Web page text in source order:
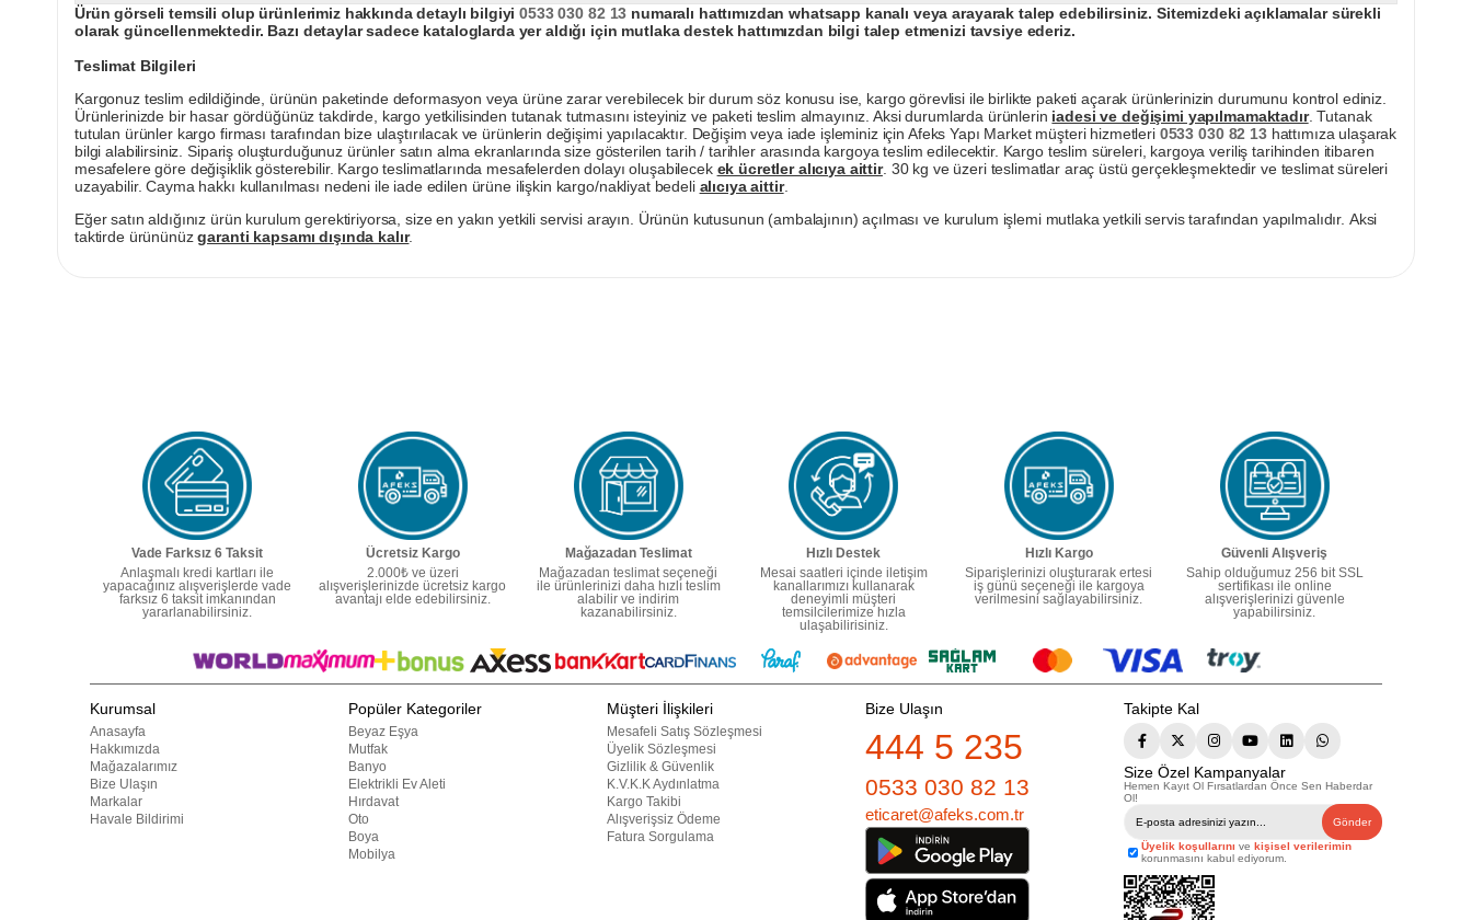
Ürün görseli temsili olup ürünlerimiz hakkında detaylı bilgiyi0533 030 82 13 numaralı hattımızdan whatsapp kanalı veya arayarak talep edebilirsiniz. Sitemizdeki açıklamalar sürekli
olarak güncellenmektedir. Bazı detaylar sadece kataloglarda yer aldığı için mutlaka destek hattımızdan bilgi talep etmenizi tavsiye ederiz.
Teslimat Bilgileri
Kargonuz teslim edildiğinde, ürünün paketinde deformasyon veya ürüne zarar verebilecek bir durum söz konusu ise, kargo görevlisi ile birlikte paketi açarak ürünlerinizin durumunu kontrol ediniz.
Ürünlerinizde bir hasar gördüğünüz takdirde, kargo yetkilisinden tutanak tutmasını isteyiniz ve paketi teslim almayınız. Aksi durumlarda ürünlerin iadesi ve değişimi yapılmamaktadır. Tutanak
tutulan ürünler kargo firması tarafından bize ulaştırılacak ve ürünlerin değişimi yapılacaktır. Değişim veya iade işleminiz için Afeks Yapı Market müşteri hizmetleri 0533 030 82 13hattımıza ulaşarak
bilgi alabilirsiniz. Sipariş oluşturduğunuz ürünler satın alma ekranlarında size gösterilen tarih / tarihler arasında kargoya teslim edilecektir. Kargo teslim süreleri, kargoya veriliş tarihinden itibaren
mesafelere göre değişiklik gösterebilir. Kargo teslimatlarında mesafelerden dolayı oluşabilecek ek ücretler alıcıya aittir. 30 kg ve üzeri teslimatlar araç üstü gerçekleşmektedir ve teslimat süreleri
uzayabilir. Cayma hakkı kullanılması nedeni ile iade edilen ürüne ilişkin kargo/nakliyat bedeli alıcıya aittir.
Eğer satın aldığınız ürün kurulum gerektiriyorsa, size en yakın yetkili servisi arayın. Ürünün kutusunun (ambalajının) açılması ve kurulum işlemi mutlaka yetkili servis tarafından yapılmalıdır. Aksi
taktirde ürününüzgaranti kapsamı dışında kalır.
Vade Farksız 6 Taksit
Anlaşmalı kredi kartları ile
yapacağınız alışverişlerde vade
farksız 6 taksit imkanından
yararlanabilirsiniz.
Ücretsiz Kargo
2.000₺ ve üzeri
alışverişlerinizde ücretsiz kargo
avantajı elde edebilirsiniz.
Mağazadan Teslimat
Mağazadan teslimat seçeneği
ile ürünlerinizi daha hızlı teslim
alabilir ve indirim
kazanabilirsiniz.
Hızlı Destek
Mesai saatleri içinde iletişim
kanallarımızı kullanarak
deneyimli müşteri
temsilcilerimize hızla
ulaşabilirisiniz.
Hızlı Kargo
Siparişlerinizi oluşturarak ertesi
iş günü seçeneği ile kargoya
verilmesini sağlayabilirsiniz.
Güvenli Alışveriş
Sahip olduğumuz 256 bit SSL
sertifikası ile online
alışverişlerinizi güvenle
yapabilirsiniz.
Kurumsal
Anasayfa
Hakkımızda
Mağazalarımız
Bize Ulaşın
Markalar
Havale Bildirimi
Popüler Kategoriler
Beyaz Eşya
Mutfak
Banyo
Elektrikli Ev Aleti
Hırdavat
Oto
Boya
Mobilya
Müşteri İlişkileri
Mesafeli Satış Sözleşmesi
Üyelik Sözleşmesi
Gizlilik & Güvenlik
K.V.K.K Aydınlatma
Kargo Takibi
Alışverişsiz Ödeme
Fatura Sorgulama
Bize Ulaşın
444 5 235
0533 030 82 13
eticaret@afeks.com.tr
Takipte Kal
Size Özel Kampanyalar
Hemen Kayıt Ol Fırsatlardan Önce Sen Haberdar
Ol!
Gönder
Üyelik koşullarını ve kişisel verilerimin
korunmasını kabul ediyorum.